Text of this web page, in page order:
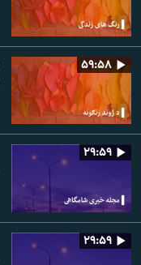
۵۹:۵۸
۲۹:۵۹
۲۹:۵۹